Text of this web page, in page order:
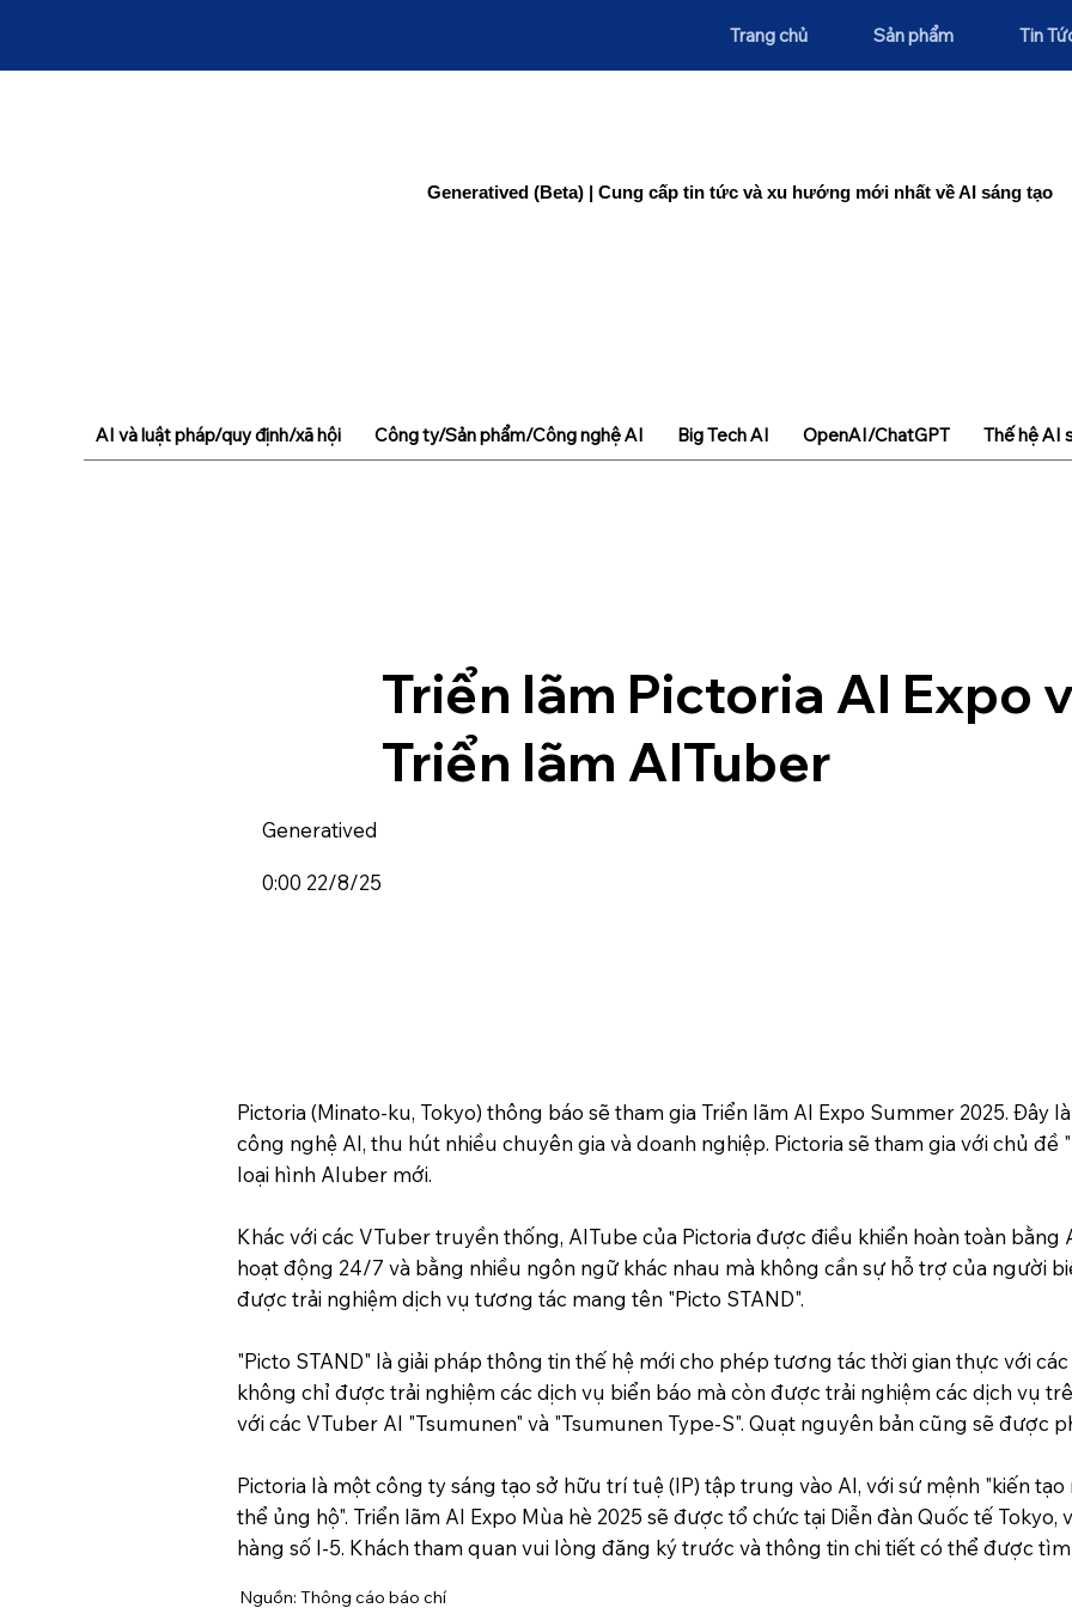
Trang chủ Sản phẩm Tin
Generatived (Beta) | Cung cấp tin tức và xu hướng mới nhất về AI sáng tạo
Triển lãm Pictoria AI Expo
Triển lãm AITuber
Generatived
0:00 22/8/25
Pictoria (Minato-ku, Tokyo) thông báo sẽ tham gia Triển lãm AI Expo Summer 2025. Đây
công nghệ AI, thu hút nhiều chuyên gia và doanh nghiệp. Pictoria sẽ tham gia với chủ đề
loại hình AIuber mới.
Khác với các VTuber truyền thống, AITube của Pictoria được điều khiển hoàn toàn bằng
hoạt động 24/7 và bằng nhiều ngôn ngữ khác nhau mà không cần sự hỗ trợ của người
được trải nghiệm dịch vụ tương tác mang tên "Picto STAND".
"Picto STAND" là giải pháp thông tin thế hệ mới cho phép tương tác thời gian thực với
không chỉ được trải nghiệm các dịch vụ biển báo mà còn được trải nghiệm các dịch vụ
với các VTuber AI "Tsumunen" và "Tsumunen Type-S". Quạt nguyên bản cũng sẽ được
Pictoria là một công ty sáng tạo sở hữu trí tuệ (IP) tập trung vào AI, với sứ mệnh "kiến
thể ủng hộ". Triển lãm AI Expo Mùa hè 2025 sẽ được tổ chức tại Diễn đàn Quốc tế Tokyo,
hàng số I-5. Khách tham quan vui lòng đăng ký trước và thông tin chi tiết có thể được
Nguồn: Thông cáo báo chí
AI và luật pháp/quy định/xã hội Công ty/Sản phẩm/Công nghệ AI Big Tech AI OpenAI/ChatGPT Thế hệ AI